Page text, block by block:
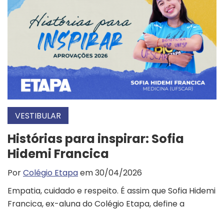
VESTIBULAR
Histórias para inspirar: Sofia
Hidemi Francica
PorColégio Etapaem 30/04/2026
Empatia, cuidado e respeito. É assim que Sofia Hidemi
Francica, ex-aluna do Colégio Etapa, define a